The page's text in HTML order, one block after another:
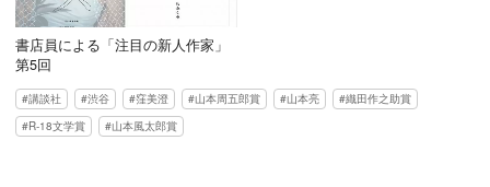
書店員による「注目の新人作家」
第5回
講談社 渋谷 窪美澄 山本周五郎賞 山本亮
織田作之助賞
R‐18文学賞
山本風太郎賞